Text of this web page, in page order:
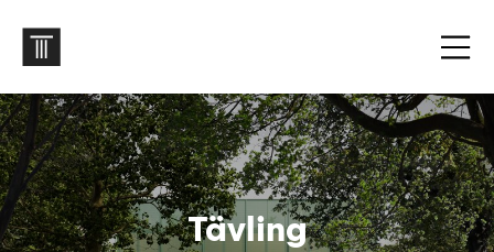
Tävling